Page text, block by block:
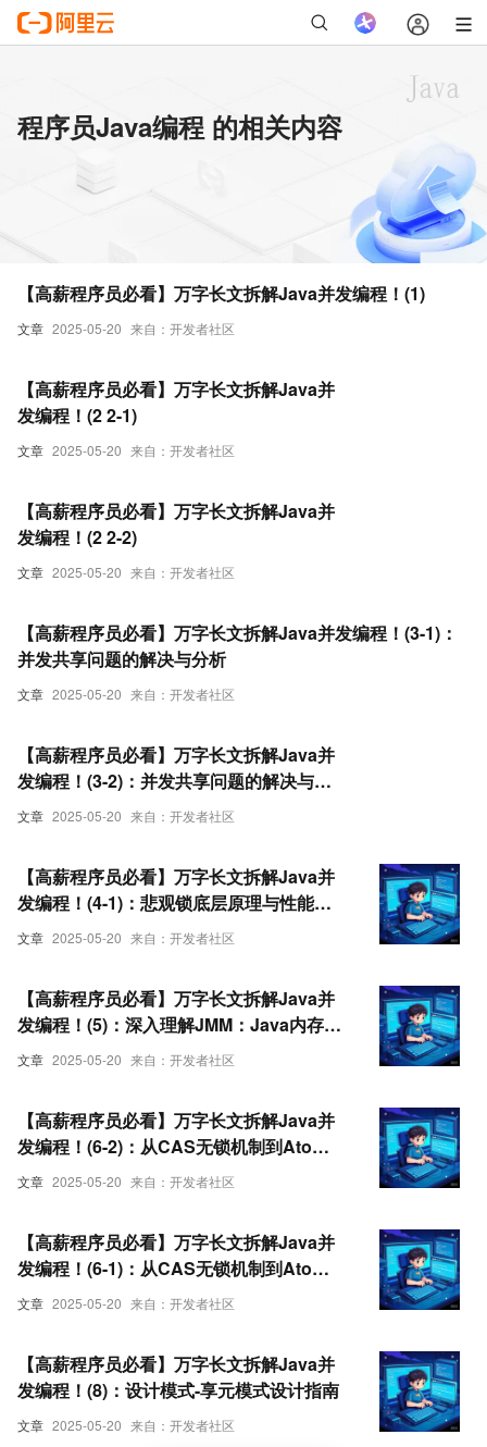
程序员Java编程 的相关内容
文章 2025-05-20 来自：开发者社区
【高薪程序员必看】万字长文拆解Java并发编程！(1)
文章 2025-05-20 来自：开发者社区
【高薪程序员必看】万字长文拆解Java并
发编程！(2 2-1)
文章 2025-05-20 来自：开发者社区
【高薪程序员必看】万字长文拆解Java并
发编程！(2 2-2)
文章 2025-05-20 来自：开发者社区
【高薪程序员必看】万字长文拆解Java并发编程！(3-1)：
并发共享问题的解决与分析
文章 2025-05-20 来自：开发者社区
【高薪程序员必看】万字长文拆解Java并
发编程！(3-2)：并发共享问题的解决与分
析
文章 2025-05-20 来自：开发者社区
【高薪程序员必看】万字长文拆解Java并
发编程！(4-1)：悲观锁底层原理与性能优
化实战
文章 2025-05-20 来自：开发者社区
【高薪程序员必看】万字长文拆解Java并
发编程！(5)：深入理解JMM：Java内存模
型的三大特性与volatile底层原理
文章 2025-05-20 来自：开发者社区
【高薪程序员必看】万字长文拆解Java并
发编程！(6-2)：从CAS无锁机制到Atomic
原子类实战指南
文章 2025-05-20 来自：开发者社区
【高薪程序员必看】万字长文拆解Java并
发编程！(6-1)：从CAS无锁机制到Atomic
原子类实战指南
文章 2025-05-20 来自：开发者社区
【高薪程序员必看】万字长文拆解Java并
发编程！(8)：设计模式-享元模式设计指南